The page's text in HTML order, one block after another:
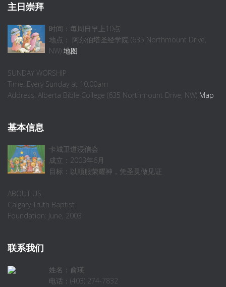
主日崇拜
时间：每周日早上10点
地点： 阿尔伯塔圣经学院 (635 Northmount Drive,
NW) 地图
SUNDAY WORSHIP
Time: Every Sunday at 10:00am
Address: Alberta Bible College (635 Northmount Drive, NW) Map
基本信息
卡城卫道浸信会
成立：2003年6月
目标：以顺服荣耀神，凭圣灵做见证
ABOUT US
Calgary Truth Baptist
Foundation: June, 2003
联系我们
姓名：俞瑛
电话：(403) 274-7832